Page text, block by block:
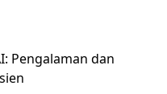
Pengalaman dan